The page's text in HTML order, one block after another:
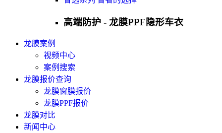
高端防护 - 龙膜PPF隐形车衣
龙膜案例
视频中心
案例搜索
龙膜报价查询
龙膜窗膜报价
龙膜PPF报价
龙膜对比
新闻中心